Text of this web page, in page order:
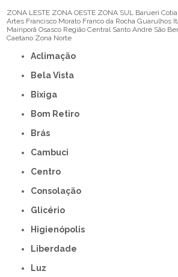
ZONA LESTE ZONA OESTE ZONA SUL Barueri Cotia
Artes Francisco Morato Franco da Rocha Guarulhos
Mairiporã Osasco Região Central Santo André São
Caetano Zona Norte
Aclimação
Bela Vista
Bixiga
Bom Retiro
Brás
Cambuci
Centro
Consolação
Glicério
Higienópolis
Liberdade
Luz